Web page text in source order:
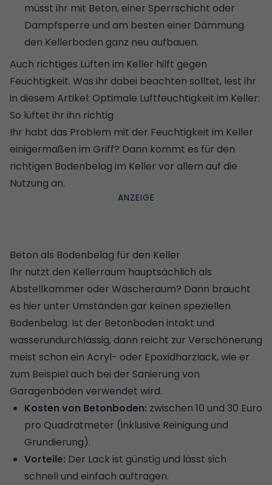
müsst ihr mit Beton, einer Sperrschicht oder
Dampfsperre und am besten einer Dämmung
den Kellerboden ganz neu aufbauen.
Auch richtiges Lüften im Keller hilft gegen
Feuchtigkeit. Was ihr dabei beachten solltet, lest ihr
in diesem Artikel: Optimale Luftfeuchtigkeit im Keller:
So lüftet ihr ihn richtig
Ihr habt das Problem mit der Feuchtigkeit im Keller
einigermaßen im Griff? Dann kommt es für den
richtigen Bodenbelag im Keller vor allem auf die
Nutzung an.
Beton als Bodenbelag für den Keller
Ihr nutzt den Kellerraum hauptsächlich als
Abstellkammer oder Wäscheraum? Dann braucht
es hier unter Umständen gar keinen speziellen
Bodenbelag. Ist der Betonboden intakt und
wasserundurchlässig, dann reicht zur Verschönerung
meist schon ein Acryl- oder Epoxidharzlack, wie er
zum Beispiel auch bei der Sanierung von
Garagenböden verwendet wird.
Kosten von Betonboden: zwischen 10 und 30 Euro
pro Quadratmeter (inklusive Reinigung und
Grundierung).
Vorteile: Der Lack ist günstig und lässt sich
schnell und einfach auftragen.